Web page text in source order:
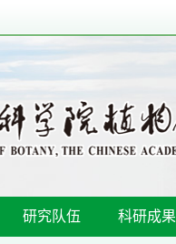
研究队伍 科研成果